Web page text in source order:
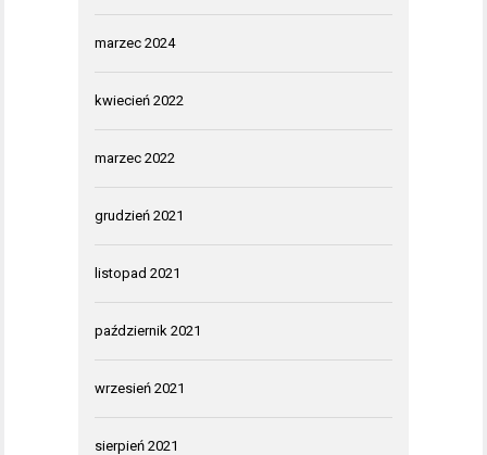
marzec 2024
kwiecień 2022
marzec 2022
grudzień 2021
listopad 2021
październik 2021
wrzesień 2021
sierpień 2021